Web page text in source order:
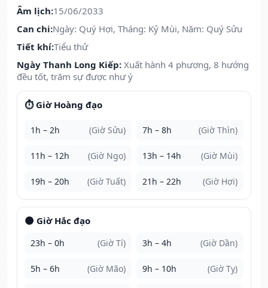
Âm lịch:15/06/2033
Can chi:Ngày: Quý Hợi, Tháng: Kỷ Mùi, Năm: Quý Sửu
Tiết khí:Tiểu thử
Ngày Thanh Long Kiếp: Xuất hành 4 phương, 8 hướng
đều tốt, trăm sự được như ý
⏱️ Giờ Hoàng đạo
1h – 2h (Giờ Sửu) 7h – 8h (Giờ Thìn)
11h – 12h (Giờ Ngọ) 13h – 14h (Giờ Mùi)
19h – 20h (Giờ Tuất) 21h – 22h (Giờ Hợi)
🌑 Giờ Hắc đạo
23h – 0h (Giờ Tí) 3h – 4h (Giờ Dần)
5h – 6h (Giờ Mão) 9h – 10h (Giờ Tỵ)